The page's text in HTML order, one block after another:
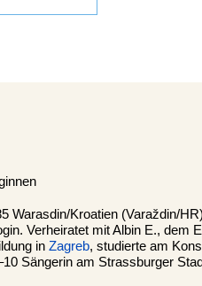
Warasdin/Kroatien (Varaždin/
Verheiratet mit Albin E., dem
in Zagreb, studierte am
Sängerin am Strassburger